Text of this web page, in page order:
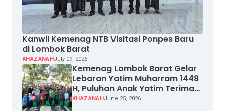
Kanwil Kemenag NTB Visitasi Ponpes Baru
di Lombok Barat
KHAZANAHJuly 09, 2026
Kemenag Lombok Barat Gelar
Lebaran Yatim Muharram 1448
H, Puluhan Anak Yatim Terima
Santunan
KHAZANAHJune 25, 2026